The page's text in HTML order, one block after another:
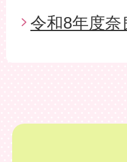
令和8年度奈